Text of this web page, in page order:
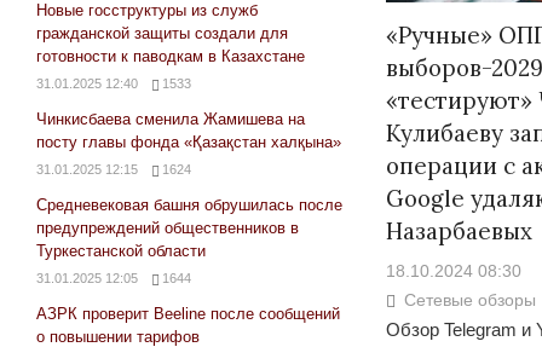
«Ручные»
выборов-
«тестируют»
Кулибаеву
операции с
Google
Назарбаевых
18.10.2024 08:30
Сетевые обзоры
Обзор Telegram и
Новые госструктуры из служб
гражданской защиты создали для
готовности к паводкам в Казахстане
31.01.2025 12:40 1533
Чинкисбаева сменила Жамишева на
посту главы фонда «Қазақстан халқына»
31.01.2025 12:15 1624
Средневековая башня обрушилась после
предупреждений общественников в
Туркестанской области
31.01.2025 12:05 1644
АЗРК проверит Beeline после сообщений
о повышении тарифов